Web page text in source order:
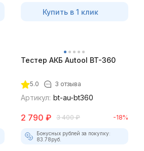
Купить в 1 клик
Тестер АКБ Autool BT-360
5.0 3 отзыва
Артикул: bt-au-bt360
2 790 ₽ 3 400 ₽ -18%
Бонусных рублей за покупку:
83.78руб.